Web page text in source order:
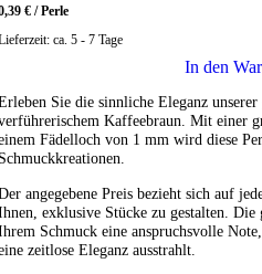
€ /Perle
ca. 5 - 7 Tage
In den
Sie die sinnliche Eleganz
Kaffeebraun. Mit einer
Fädelloch von 1 mm wird diese
angegebene Preis bezieht sich auf
exklusive Stücke zu gestalten.
Schmuck eine anspruchsvolle
zeitlose Eleganz ausstrahlt.